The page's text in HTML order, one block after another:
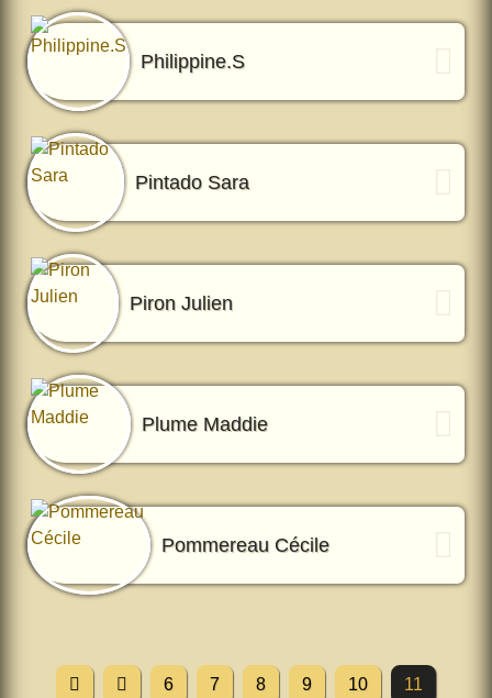
Philippine.S
Pintado Sara
Piron Julien
Plume Maddie
Pommereau Cécile
6 7 8 9 10 11